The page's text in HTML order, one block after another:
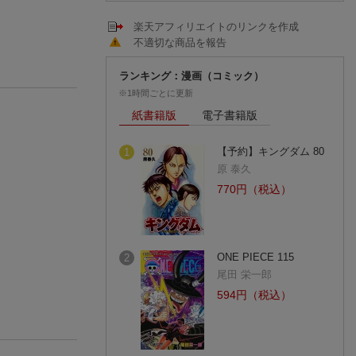
楽天アフィリエイトのリンクを作成
不適切な商品を報告
ランキング：漫画（コミック）
※1時間ごとに更新
紙書籍版 電子書籍版
1
【予約】キングダム 80
原 泰久
770円（税込）
2
ONE PIECE 115
尾田 栄一郎
594円（税込）